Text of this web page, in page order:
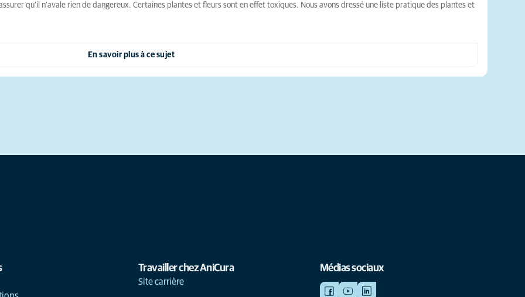
qu’il n’avale rien de dangereux. Certaines plantes et fleurs sont en effet toxiques. Nous avons dressé une liste pratique des plantes et
En savoir plus à ce sujet
Travailler chez AniCura
Site carrière
Médias sociaux